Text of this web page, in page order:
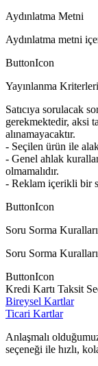
Aydınlatma Metni
Aydınlatma metni
ButtonIcon
Yayınlanma Kriterleri
Satıcıya sorulacak
gerekmektedir, aksi
alınamayacaktır.
- Seçilen ürün ile
- Genel ahlak
olmamalıdır.
- Reklam içerikli bir
ButtonIcon
Soru Sorma Kuralları
Soru Sorma
ButtonIcon
Kredi Kartı Taksit
Bireysel Kartlar
Ticari Kartlar
Anlaşmalı
seçeneği ile hızlı,